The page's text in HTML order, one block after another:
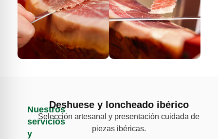
Nuestros
servicios
y
Deshuese y loncheado ibérico
Selección artesanal y presentación cuidada de
piezas ibéricas.